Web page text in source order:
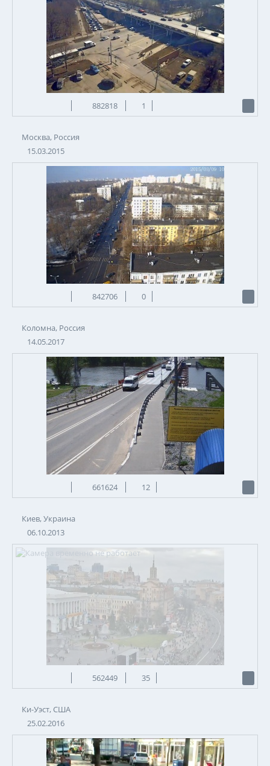
882818 1
Москва, Россия
15.03.2015
842706 0
Коломна, Россия
14.05.2017
661624 12
Киев, Украина
06.10.2013
562449 35
Ки-Уэст, США
25.02.2016